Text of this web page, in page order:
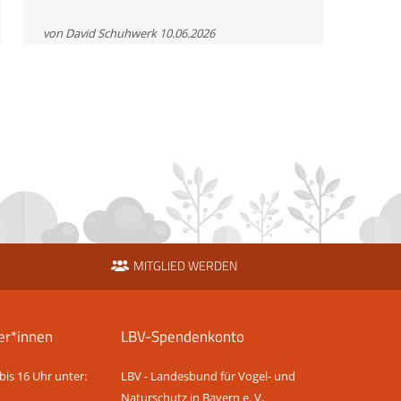
für
von David Schuhwerk 10.06.2026
MITGLIED WERDEN
16 Uhr unter:
LBV-Spendenkonto
LBV - Landesbund für Vogel- und
Naturschutz in Bayern e. V.